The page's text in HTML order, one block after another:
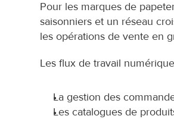
Pour les marques de
saisonniers et un réseau
les opérations de vente en
Les flux de travail
La gestion des
Les catalogues de